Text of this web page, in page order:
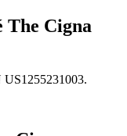
The Cigna